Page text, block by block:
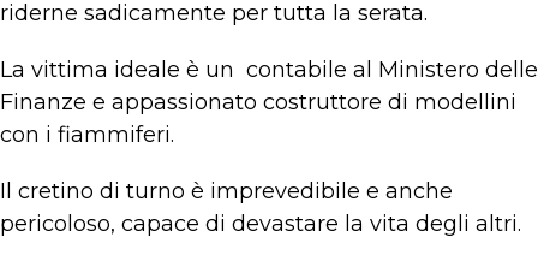
riderne sadicamente per tutta la serata.
La vittima ideale è un contabile al Ministero delle
Finanze e appassionato costruttore di modellini
con i fiammiferi.
Il cretino di turno è imprevedibile e anche
pericoloso, capace di devastare la vita degli altri.